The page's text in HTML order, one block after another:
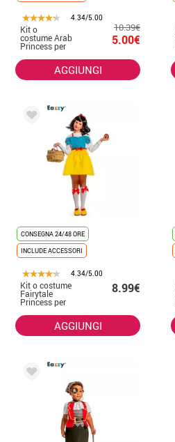
4.34/5.00
Kit o
costume Arab
Princess per
10.39€
5.00€
AGGIUNGI
CONSEGNA 24/48 ORE
INCLUDE ACCESSORI
4.34/5.00
Kit o costume
Fairytale
Princess per
8.99€
AGGIUNGI